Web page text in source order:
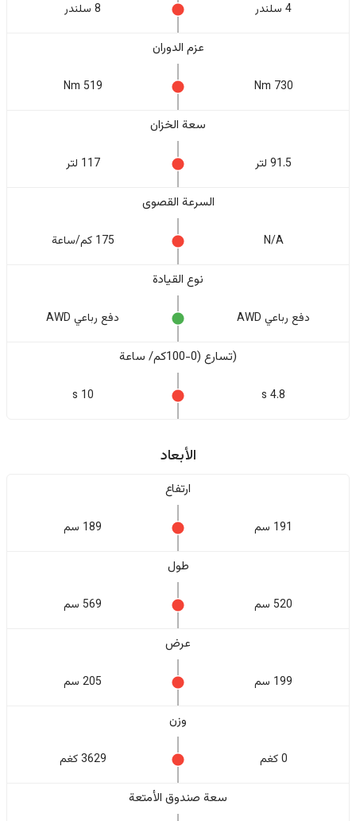
4 سلندر 8 سلندر
عزم الدوران
730 Nm
519 Nm
سعة الخزان
91.5 لتر 117 لتر
السرعة القصوى
N/A 175 كم/ساعة
نوع القيادة
دفع رباعي AWD دفع رباعي AWD
(تسارع (0-100كم/ ساعة
4.8 s
10 s
الأبعاد
ارتفاع
191 سم 189 سم
طول
520 سم 569 سم
عرض
199 سم 205 سم
وزن
0 كغم 3629 كغم
سعة صندوق الأمتعة